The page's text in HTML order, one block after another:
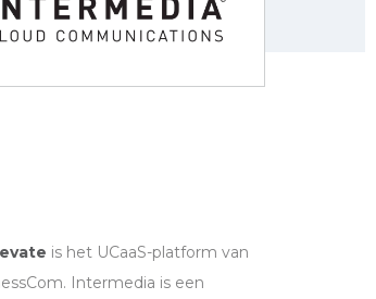
is het UCaaS-platform van
Intermedia is een